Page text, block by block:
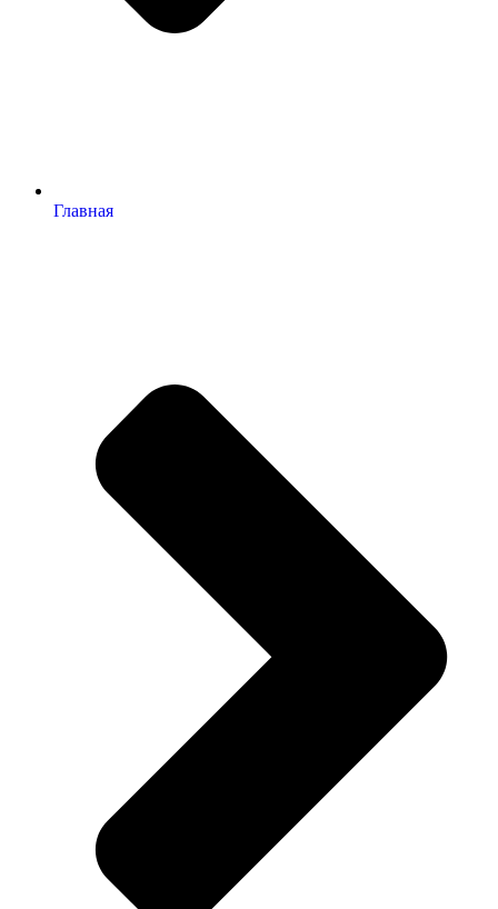
Главная